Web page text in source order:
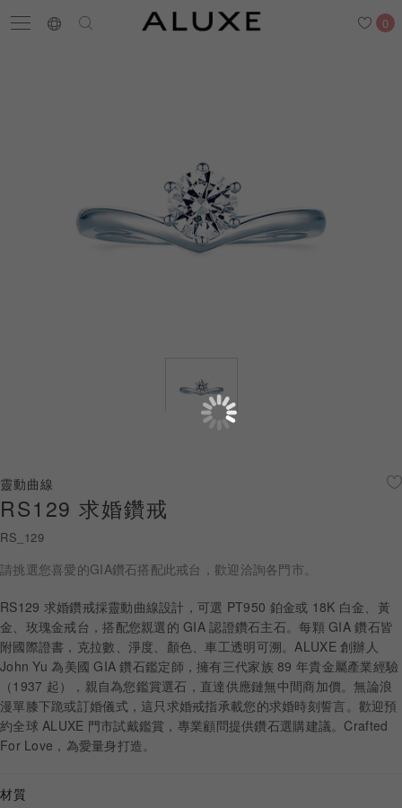
0
最新消息 門市一覽 預約來店
黃金金飾
關於ALUXE
最新消息
婚禮護照
線上購物
靈動曲線
RS129 求婚鑽戒
RS_129
請挑選您喜愛的GIA鑽石搭配此戒台，歡迎洽詢各門市。
RS129 求婚鑽戒採靈動曲線設計，可選 PT950 鉑金或 18K 白金、黃
金、玫瑰金戒台，搭配您親選的 GIA 認證鑽石主石。每顆 GIA 鑽石皆
附國際證書，克拉數、淨度、顏色、車工透明可溯。ALUXE 創辦人
John Yu 為美國 GIA 鑽石鑑定師，擁有三代家族 89 年貴金屬產業經驗
（1937 起），親自為您鑑賞選石，直達供應鏈無中間商加價。無論浪
漫單膝下跪或訂婚儀式，這只求婚戒指承載您的求婚時刻誓言。歡迎預
約全球 ALUXE 門市試戴鑑賞，專業顧問提供鑽石選購建議。Crafted
For Love，為愛量身打造。
材質